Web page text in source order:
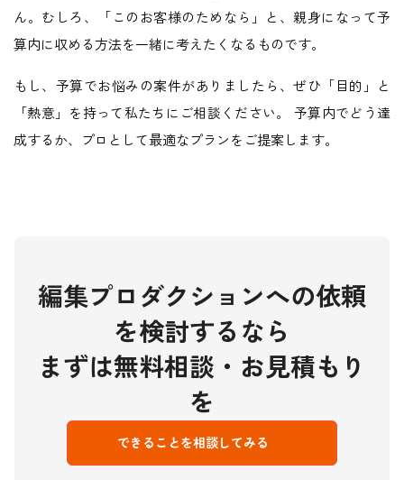
ん。むしろ、「このお客様のためなら」と、親身になって予
算内に収める方法を一緒に考えたくなるものです。
もし、予算でお悩みの案件がありましたら、ぜひ「目的」と
「熱意」を持って私たちにご相談ください。 予算内でどう達
成するか、プロとして最適なプランをご提案します。
編集プロダクションへの依頼
を検討するなら
まずは無料相談・お見積もり
を
できることを相談してみる